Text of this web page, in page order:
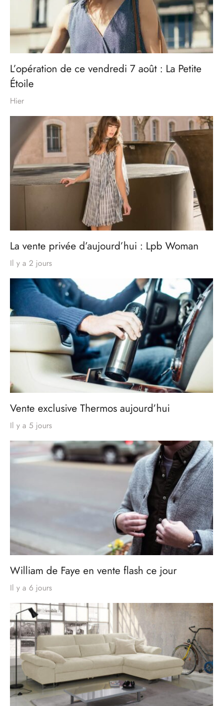
L’opération de ce vendredi 7 août : La Petite
Étoile
Hier
La vente privée d’aujourd’hui : Lpb Woman
Il y a 2 jours
Vente exclusive Thermos aujourd’hui
Il y a 5 jours
William de Faye en vente flash ce jour
Il y a 6 jours